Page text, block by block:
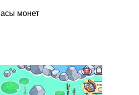
монет